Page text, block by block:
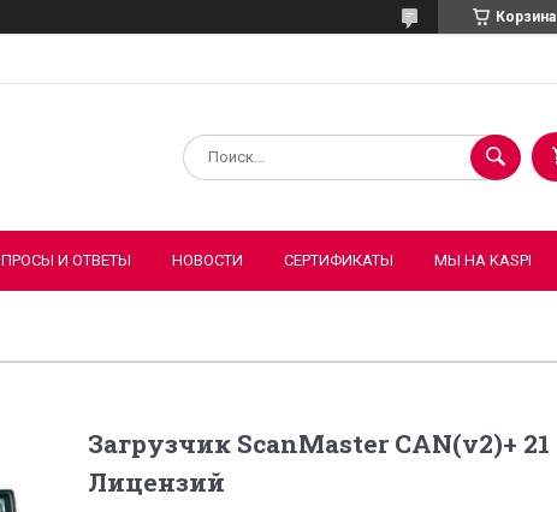
Корзина
И ОТВЕТЫ НОВОСТИ СЕРТИФИКАТЫ МЫ НА KASPI
Загрузчик ScanMaster CAN(v2)+ 21
Лицензий